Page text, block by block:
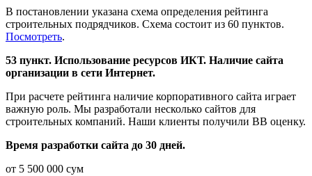
В постановлении указана схема определения рейтинга
строительных подрядчиков. Схема состоит из 60 пунктов.
Посмотреть.
53 пункт. Использование ресурсов ИКТ. Наличие сайта
организации в сети Интернет.
При расчете рейтинга наличие корпоративного сайта играет
важную роль. Мы разработали несколько сайтов для
строительных компаний. Наши клиенты получили BB оценку.
Время разработки сайта до 30 дней.
от 5 500 000 сум